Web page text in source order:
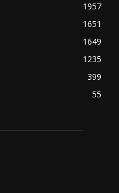
1957
1651
1649
1235
399
55